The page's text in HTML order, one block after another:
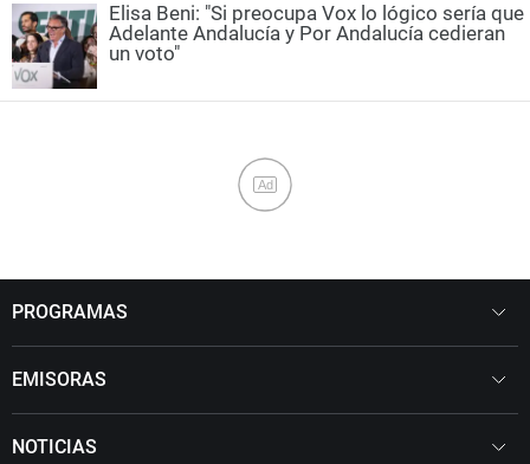
Elisa Beni: "Si preocupa Vox lo lógico sería que
Adelante Andalucía y Por Andalucía cedieran
un voto"
Ad
PROGRAMAS
EMISORAS
NOTICIAS